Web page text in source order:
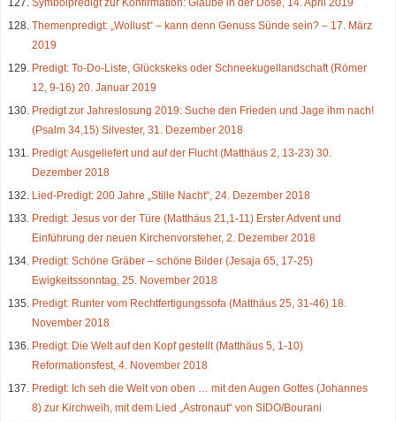
Symbolpredigt zur Konfirmation: Glaube in der Dose, 14. April 2019
Themenpredigt: „Wollust“ – kann denn Genuss Sünde sein? – 17. März
2019
Predigt: To-Do-Liste, Glückskeks oder Schneekugellandschaft (Römer
12, 9-16) 20. Januar 2019
Predigt zur Jahreslosung 2019: Suche den Frieden und Jage ihm nach!
(Psalm 34,15) Silvester, 31. Dezember 2018
Predigt: Ausgeliefert und auf der Flucht (Matthäus 2, 13-23) 30.
Dezember 2018
Lied-Predigt: 200 Jahre „Stille Nacht“, 24. Dezember 2018
Predigt: Jesus vor der Türe (Matthäus 21,1-11) Erster Advent und
Einführung der neuen Kirchenvorsteher, 2. Dezember 2018
Predigt: Schöne Gräber – schöne Bilder (Jesaja 65, 17-25)
Ewigkeitssonntag, 25. November 2018
Predigt: Runter vom Rechtfertigungssofa (Matthäus 25, 31-46) 18.
November 2018
Predigt: Die Welt auf den Kopf gestellt (Matthäus 5, 1-10)
Reformationsfest, 4. November 2018
Predigt: Ich seh die Welt von oben … mit den Augen Gottes (Johannes
8) zur Kirchweih, mit dem Lied „Astronaut“ von SIDO/Bourani